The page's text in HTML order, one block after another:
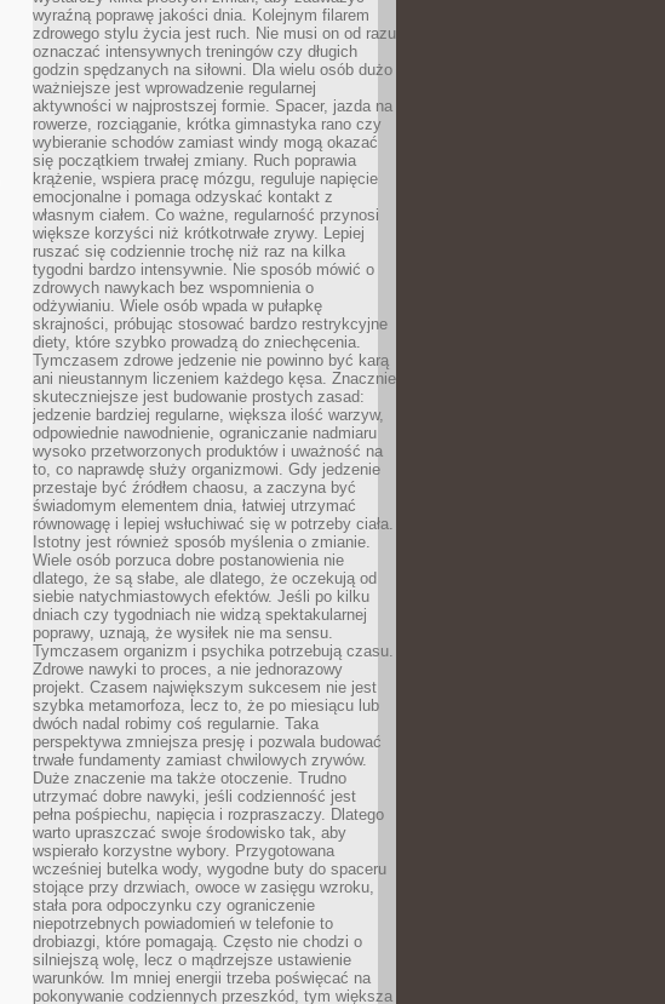
wyraźną poprawę jakości dnia. Kolejnym filarem
zdrowego stylu życia jest ruch. Nie musi on od razu
oznaczać intensywnych treningów czy długich
godzin spędzanych na siłowni. Dla wielu osób dużo
ważniejsze jest wprowadzenie regularnej
aktywności w najprostszej formie. Spacer, jazda na
rowerze, rozciąganie, krótka gimnastyka rano czy
wybieranie schodów zamiast windy mogą okazać
się początkiem trwałej zmiany. Ruch poprawia
krążenie, wspiera pracę mózgu, reguluje napięcie
emocjonalne i pomaga odzyskać kontakt z
własnym ciałem. Co ważne, regularność przynosi
większe korzyści niż krótkotrwałe zrywy. Lepiej
ruszać się codziennie trochę niż raz na kilka
tygodni bardzo intensywnie. Nie sposób mówić o
zdrowych nawykach bez wspomnienia o
odżywianiu. Wiele osób wpada w pułapkę
skrajności, próbując stosować bardzo restrykcyjne
diety, które szybko prowadzą do zniechęcenia.
Tymczasem zdrowe jedzenie nie powinno być karą
ani nieustannym liczeniem każdego kęsa. Znacznie
skuteczniejsze jest budowanie prostych zasad:
jedzenie bardziej regularne, większa ilość warzyw,
odpowiednie nawodnienie, ograniczanie nadmiaru
wysoko przetworzonych produktów i uważność na
to, co naprawdę służy organizmowi. Gdy jedzenie
przestaje być źródłem chaosu, a zaczyna być
świadomym elementem dnia, łatwiej utrzymać
równowagę i lepiej wsłuchiwać się w potrzeby ciała.
Istotny jest również sposób myślenia o zmianie.
Wiele osób porzuca dobre postanowienia nie
dlatego, że są słabe, ale dlatego, że oczekują od
siebie natychmiastowych efektów. Jeśli po kilku
dniach czy tygodniach nie widzą spektakularnej
poprawy, uznają, że wysiłek nie ma sensu.
Tymczasem organizm i psychika potrzebują czasu.
Zdrowe nawyki to proces, a nie jednorazowy
projekt. Czasem największym sukcesem nie jest
szybka metamorfoza, lecz to, że po miesiącu lub
dwóch nadal robimy coś regularnie. Taka
perspektywa zmniejsza presję i pozwala budować
trwałe fundamenty zamiast chwilowych zrywów.
Duże znaczenie ma także otoczenie. Trudno
utrzymać dobre nawyki, jeśli codzienność jest
pełna pośpiechu, napięcia i rozpraszaczy. Dlatego
warto upraszczać swoje środowisko tak, aby
wspierało korzystne wybory. Przygotowana
wcześniej butelka wody, wygodne buty do spaceru
stojące przy drzwiach, owoce w zasięgu wzroku,
stała pora odpoczynku czy ograniczenie
niepotrzebnych powiadomień w telefonie to
drobiazgi, które pomagają. Często nie chodzi o
silniejszą wolę, lecz o mądrzejsze ustawienie
warunków. Im mniej energii trzeba poświęcać na
pokonywanie codziennych przeszkód, tym większa